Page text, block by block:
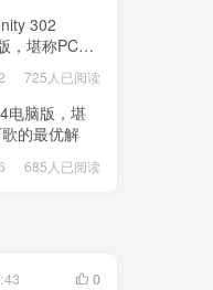
302
，堪称PC玩
具箱725人已阅读
电脑版，堪
的最优解
685人已阅读
0